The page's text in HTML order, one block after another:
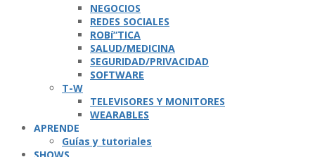
NEGOCIOS
REDES SOCIALES
ROBí“TICA
SALUD/MEDICINA
SEGURIDAD/PRIVACIDAD
SOFTWARE
T-W
TELEVISORES Y MONITORES
WEARABLES
APRENDE
Guí­as y tutoriales